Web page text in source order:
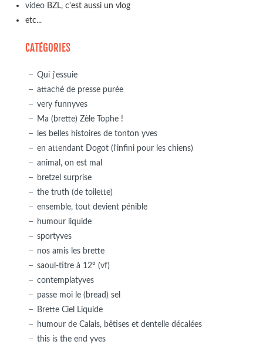
videoBZL, c'est aussi un vlog
etc...
CATÉGORIES
Qui j'essuie
attaché de presse purée
very funnyves
Ma (brette) Zèle Tophe !
les belles histoires de tonton yves
en attendant Dogot (l'infini pour les chiens)
animal, on est mal
bretzel surprise
the truth (de toilette)
ensemble, tout devient pénible
humour liquide
sportyves
nos amis les brette
saoul-titre à 12° (vf)
contemplatyves
passe moi le (bread) sel
Brette Ciel Liquide
humour de Calais, bêtises et dentelle décalées
this is the end yves